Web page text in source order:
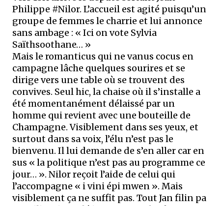
Philippe #Nilor. L’accueil est agité puisqu’un
groupe de femmes le charrie et lui annonce
sans ambage : « Ici on vote Sylvia
Saïthsoothane… »
Mais le romanticus qui ne vanus cocus en
campagne lâche quelques sourires et se
dirige vers une table où se trouvent des
convives. Seul hic, la chaise où il s’installe a
été momentanément délaissé par un
homme qui revient avec une bouteille de
Champagne. Visiblement dans ses yeux, et
surtout dans sa voix, l’élu n’est pas le
bienvenu. Il lui demande de s’en aller car en
sus « la politique n’est pas au programme ce
jour… ». Nilor reçoit l’aide de celui qui
l’accompagne « i vini épi mwen ». Mais
visiblement ça ne suffit pas. Tout Jan filin pa